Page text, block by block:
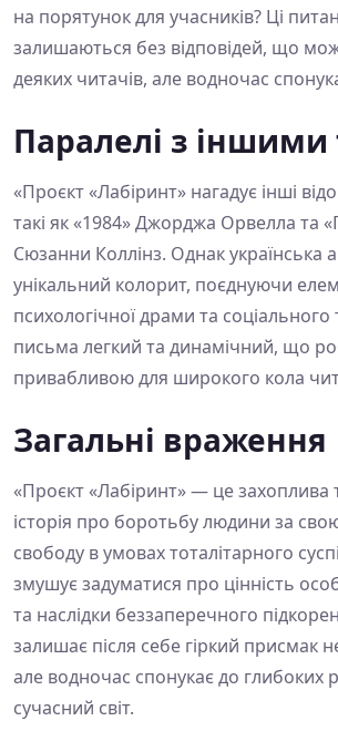
на порятунок для учасників? Ці
залишаються без відповідей, що
деяких читачів, але водночас
Паралелі з
«Проєкт «Лабіринт» нагадує інші
такі як «1984» Джорджа Орвелла та
Сюзанни Коллінз. Однак українська
унікальний колорит, поєднуючи
психологічної драми та соціального
письма легкий та динамічний, що
привабливою для широкого кола
Загальні враження
«Проєкт «Лабіринт» — це захоплива
історія про боротьбу людини за свою
свободу в умовах тоталітарного
змушує задуматися про цінність
та наслідки беззаперечного
залишає після себе гіркий присмак
але водночас спонукає до глибоких
сучасний світ.